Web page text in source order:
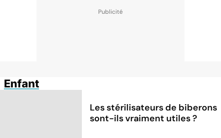
Enfant
Les stérilisateurs de biberons
sont-ils vraiment utiles ?